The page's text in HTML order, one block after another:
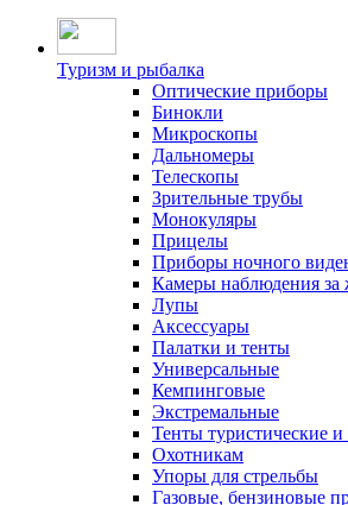
Туризм и рыбалка
Оптические приборы
Бинокли
Микроскопы
Дальномеры
Телескопы
Зрительные трубы
Монокуляры
Прицелы
Приборы ночного
Камеры наблюдения
Лупы
Аксессуары
Палатки и тенты
Универсальные
Кемпинговые
Экстремальные
Тенты туристические и
Охотникам
Упоры для стрельбы
Газовые, бензиновые